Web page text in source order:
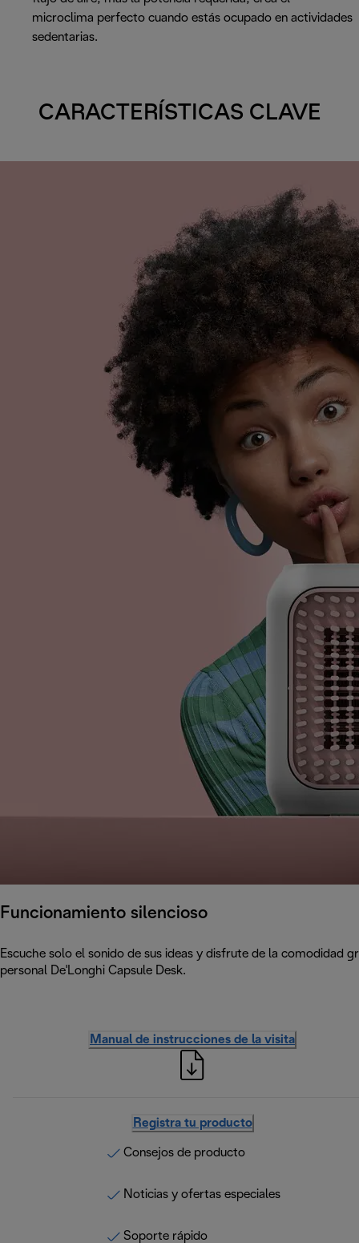
microclima perfecto cuando estás ocupado en actividades
sedentarias.
CARACTERÍSTICAS CLAVE
Funcionamiento silencioso
Escuche solo el sonido de sus ideas y disfrute de la comodidad
personal De'Longhi Capsule Desk.
Manual de instrucciones de la visita
Registra tu producto
Consejos de producto
Noticias y ofertas especiales
Soporte rápido